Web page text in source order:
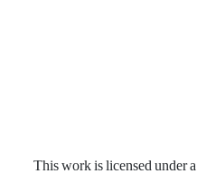
This work is licensed under a